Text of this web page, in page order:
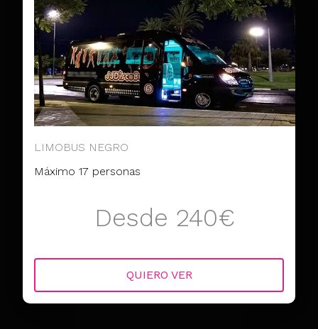
LIMOBUS NEGRO
Máximo 17 personas
Desde 240€
QUIERO VER